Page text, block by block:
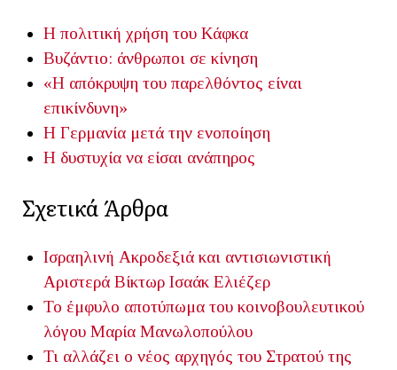
Η πολιτική χρήση του Κάφκα
Βυζάντιο: άνθρωποι σε κίνηση
«Η απόκρυψη του παρελθόντος είναι
επικίνδυνη»
Η Γερμανία μετά την ενοποίηση
Η δυστυχία να είσαι ανάπηρος
Σχετικά Άρθρα
Ισραηλινή Ακροδεξιά και αντισιωνιστική
Αριστερά Βίκτωρ Ισαάκ Ελιέζερ
Το έμφυλο αποτύπωμα του κοινοβουλευτικού
λόγου Μαρία Μανωλοπούλου
Τι αλλάζει ο νέος αρχηγός του Στρατού της